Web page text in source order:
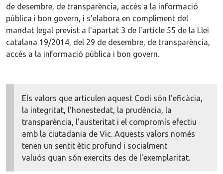
de desembre, de transparència, accés a la informació
pública i bon govern, i s'elabora en compliment del
mandat legal previst a l'apartat 3 de l'article 55 de la Llei
catalana 19/2014, del 29 de desembre, de transparència,
accés a la informació pública i bon govern.
Els valors que articulen aquest Codi són l'eficàcia,
la integritat, l'honestedat, la prudència, la
transparència, l'austeritat i el compromís efectiu
amb la ciutadania de Vic. Aquests valors només
tenen un sentit ètic profund i socialment
valuós quan són exercits des de l'exemplaritat.